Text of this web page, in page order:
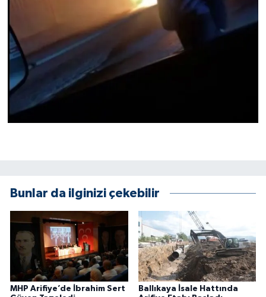
Bunlar da ilginizi çekebilir
MHP Arifiye’de İbrahim Sert
Ballıkaya İsale Hattında